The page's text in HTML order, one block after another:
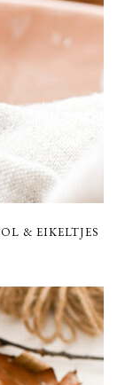
& EIKELTJES